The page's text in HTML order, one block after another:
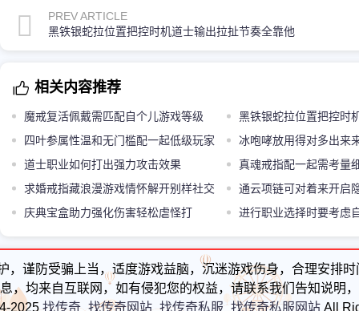
PREV ARTICLE
黑铁银蛇拉位置把控时机道士输出拉扯节奏全靠他
相关内容推荐
魔戒复活佩戴需匹配自个儿游戏等级
黑铁银蛇拉位置把控时
节奏全靠他
四叶参属性温和无门槛配一起低级玩家
练级中间茬儿超对路子
冰咆哮放用得对多出来
道士职业如何打出强力攻击效果
真魂戒指配一起需考量
才能发挥顶大的效用
求婚戒指藏浪漫游戏情怀解开别样社交
玩法乐子十足
通云项链可对着来开启
庆典宝盒助力强化伤害轻松虐怪打
BOSS
进行职业选择时要考虑
适配性
，谨防受骗上当，适度游戏益脑，沉迷游戏伤身，合理安排
，均来自互联网，如有侵犯您的权益，请联系我们告知说明
2025 找传奇_找传奇网站_找传奇私服_找传奇私服网站All